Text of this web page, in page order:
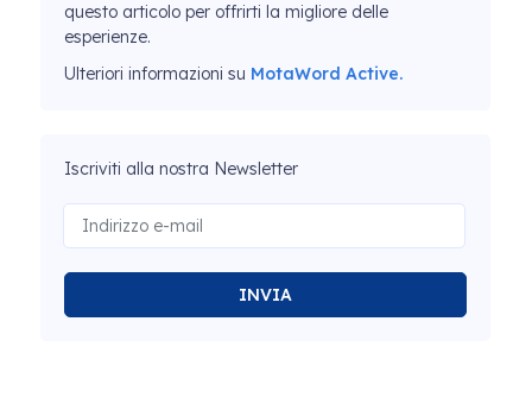
questo articolo per offrirti la migliore delle
esperienze.
Ulteriori informazioni su MotaWord Active.
Iscriviti alla nostra Newsletter
INVIA